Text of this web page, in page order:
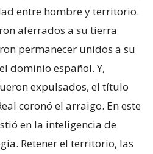
entre hombre y territorio.
aferrados a su tierra
permanecer unidos a su
dominio español. Y,
expulsados, el título
coronó el arraigo. En este
en la inteligencia de
Retener el territorio, las